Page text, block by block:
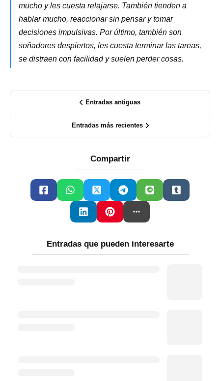
mucho y les cuesta relajarse. También tienden a
hablar mucho, reaccionar sin pensar y tomar
decisiones impulsivas. Por último, también son
soñadores despiertos, les cuesta terminar las tareas,
se distraen con facilidad y suelen perder cosas.
Entradas antiguas
Entradas más recientes
Compartir
Entradas que pueden interesarte